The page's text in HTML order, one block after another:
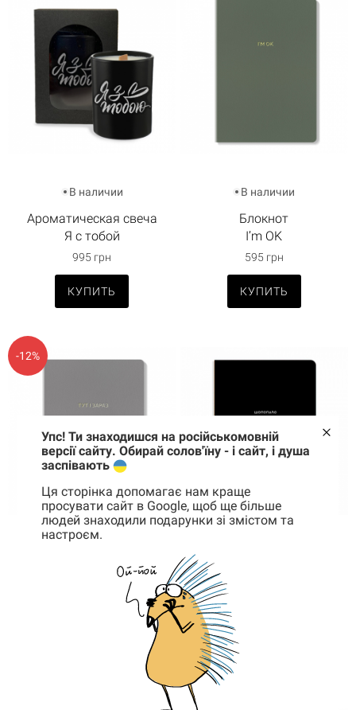
В наличии
Ароматическая свеча
Я с тобой
995 грн
КУПИТЬ
В наличии
Блокнот
I’m OK
595 грн
КУПИТЬ
-12%
Тут и сейчас
Упс! Ти знаходишся на російськомовній
версії сайту. Обирай солов'їну - і сайт, і душа
заспівають
Ця сторінка допомагає нам краще
просувати сайт в Google, щоб ще більше
людей знаходили подарунки зі змістом та
настроєм.
Корзина 0 товары
Корзина пуста